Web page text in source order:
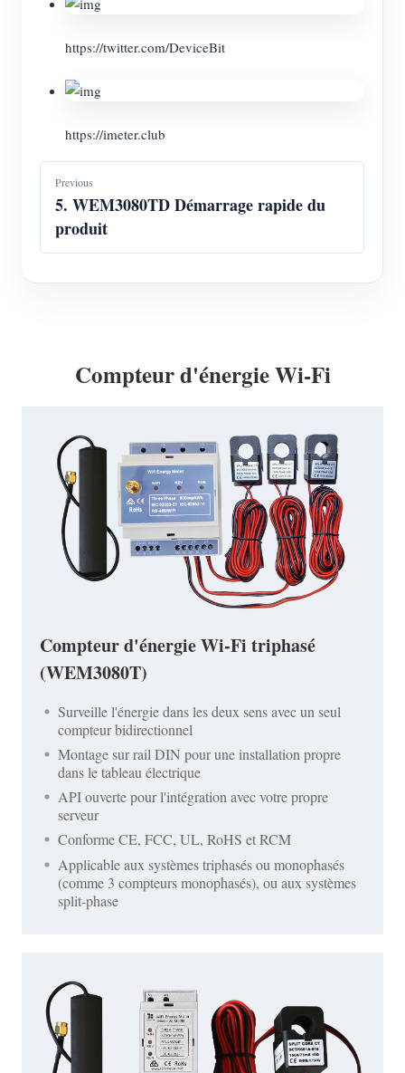
https://twitter.com/DeviceBit
https://imeter.club
Previous
5. WEM3080TD Démarrage rapide du
produit
Compteur d'énergie Wi-Fi
Compteur d'énergie Wi-Fi triphasé
(WEM3080T)
Surveille l'énergie dans les deux sens avec un seul
compteur bidirectionnel
Montage sur rail DIN pour une installation propre
dans le tableau électrique
API ouverte pour l'intégration avec votre propre
serveur
Conforme CE, FCC, UL, RoHS et RCM
Applicable aux systèmes triphasés ou monophasés
(comme 3 compteurs monophasés), ou aux systèmes
split-phase